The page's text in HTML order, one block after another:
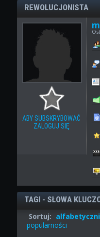
REWOLUCJONISTA
ABY SUBSKRYBOWAĆ
ZALOGUJ SIĘ
TAGI - SŁOWA
Sortuj:
popularności